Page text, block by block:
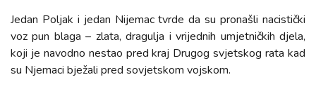
Jedan Poljak i jedan Nijemac tvrde da su pronašli nacistički
voz pun blaga – zlata, dragulja i vrijednih umjetničkih djela,
koji je navodno nestao pred kraj Drugog svjetskog rata kad
su Njemaci bježali pred sovjetskom vojskom.